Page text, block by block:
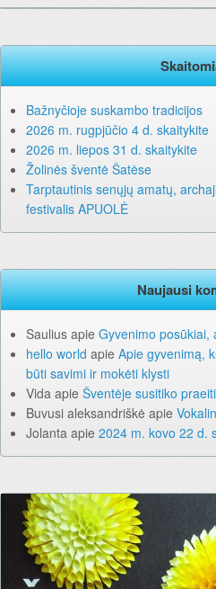
Bažnyčioje suskambo tradicijos
2026 m. rugpjūčio 4 d. skaitykite
2026 m. liepos 31 d. skaitykite
Žolinės šventė Šatėse
Tarptautinis senųjų amatų,
festivalis APUOLĖ
Naujausi
Saulius apie Gyvenimo posūkiai,
hello world apie Apie gyvenimą,
būti savimi ir mokėti klysti
Vida apie Šventėje susitiko
Buvusi aleksandriškė apie
Jolanta apie 2024 m. kovo 22 d.